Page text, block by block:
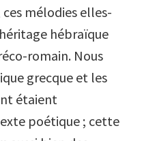
mélodies elles-
hébraïque
romain. Nous
grecque et les
étaient
poétique ; cette